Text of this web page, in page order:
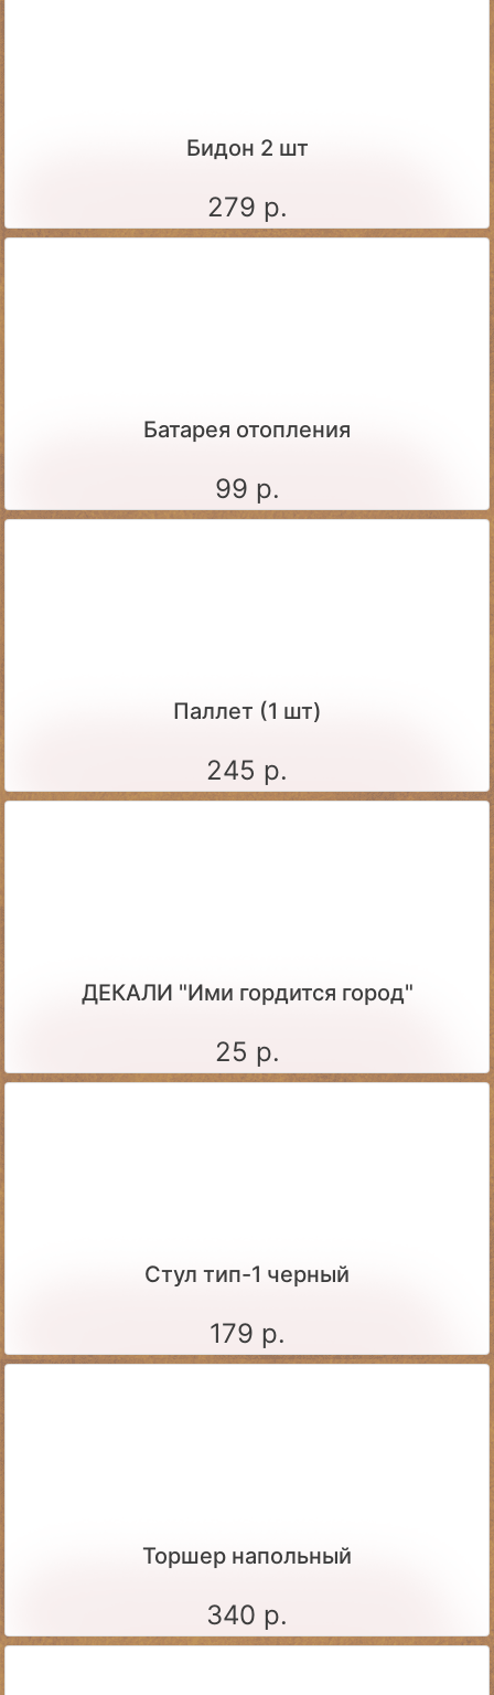
Бидон 2 шт
279 р.
Батарея отопления
99 р.
Паллет (1 шт)
245 р.
ДЕКАЛИ "Ими гордится город"
25 р.
Стул тип-1 черный
179 р.
Торшер напольный
340 р.